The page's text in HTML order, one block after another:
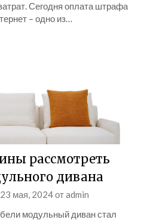
Сегодня оплата штрафа
– одно из…
рассмотреть
дивана
23 мая, 2024отadmin
модульный диван стал